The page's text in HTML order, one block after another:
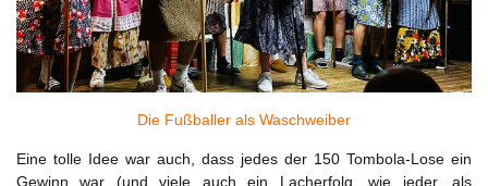
Die Fußballer als Waschweiber
Eine tolle Idee war auch, dass jedes der 150 Tombola-Lose ein
Gewinn war (und viele auch ein Lacherfolg, wie jeder, als